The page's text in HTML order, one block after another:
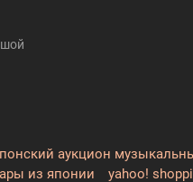
аукцион
из японии
yahoo!